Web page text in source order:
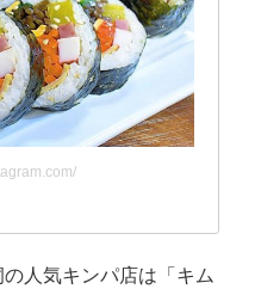
人気キンパ店は「キム